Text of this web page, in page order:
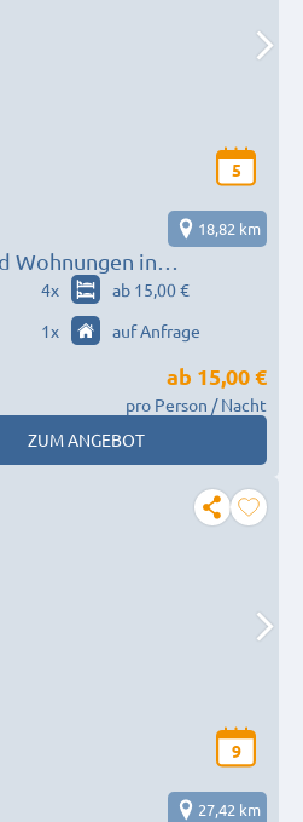
5
Wohnungen in
18,82 km
4x
ab 15,00 €
1x auf Anfrage
ab 15,00 €
pro Person / Nacht
ZUM ANGEBOT
9
27,42 km